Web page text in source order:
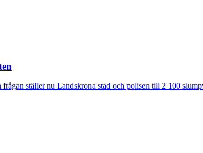
ställer nu Landskrona stad och polisen till 2 100